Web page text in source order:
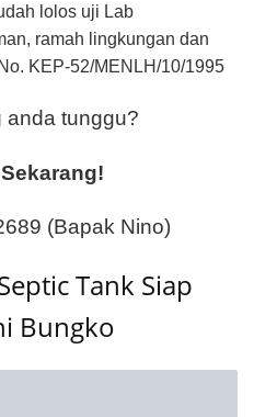
lolos uji Lab
ramah lingkungan dan
KEP-52/MENLH/10/1995
anda tunggu?
(Bapak Nino)
Tank Siap
Bungko